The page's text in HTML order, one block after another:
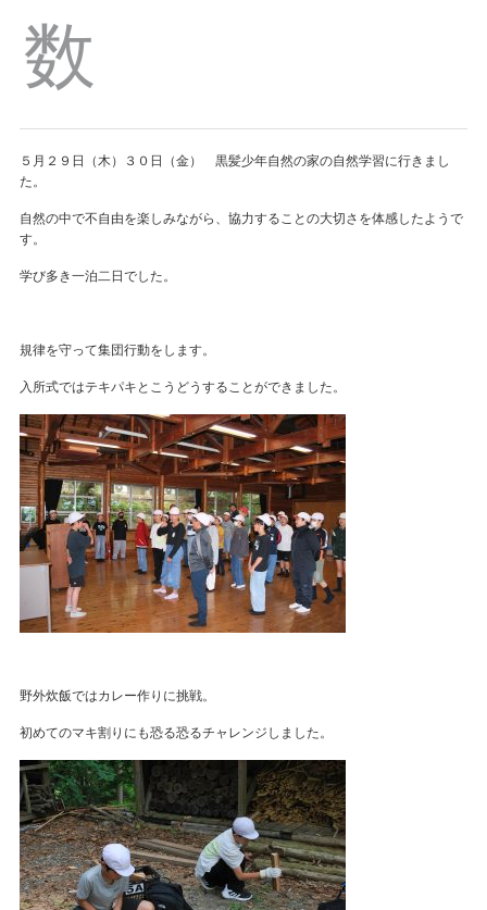
数
５月２９日（木）３０日（金） 黒髪少年自然の家の自然学習に行きまし
た。
自然の中で不自由を楽しみながら、協力することの大切さを体感したようで
す。
学び多き一泊二日でした。
規律を守って集団行動をします。
入所式ではテキパキとこうどうすることができました。
野外炊飯ではカレー作りに挑戦。
初めてのマキ割りにも恐る恐るチャレンジしました。